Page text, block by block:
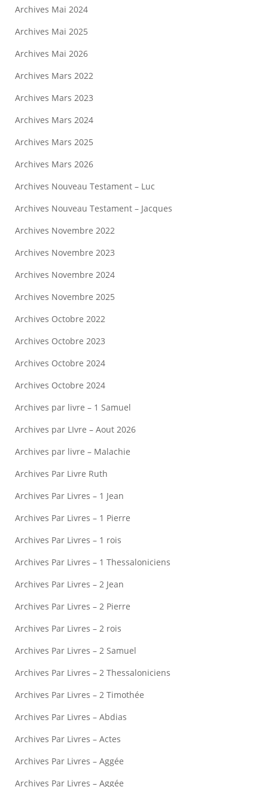
Archives Mai 2024
Archives Mai 2025
Archives Mai 2026
Archives Mars 2022
Archives Mars 2023
Archives Mars 2024
Archives Mars 2025
Archives Mars 2026
Archives Nouveau Testament – Luc
Archives Nouveau Testament – Jacques
Archives Novembre 2022
Archives Novembre 2023
Archives Novembre 2024
Archives Novembre 2025
Archives Octobre 2022
Archives Octobre 2023
Archives Octobre 2024
Archives Octobre 2024
Archives par livre – 1 Samuel
Archives par LIvre – Aout 2026
Archives par livre – Malachie
Archives Par Livre Ruth
Archives Par Livres – 1 Jean
Archives Par Livres – 1 Pierre
Archives Par Livres – 1 rois
Archives Par Livres – 1 Thessaloniciens
Archives Par Livres – 2 Jean
Archives Par Livres – 2 Pierre
Archives Par Livres – 2 rois
Archives Par Livres – 2 Samuel
Archives Par Livres – 2 Thessaloniciens
Archives Par Livres – 2 Timothée
Archives Par Livres – Abdias
Archives Par Livres – Actes
Archives Par Livres – Aggée
Archives Par Livres – Aggée